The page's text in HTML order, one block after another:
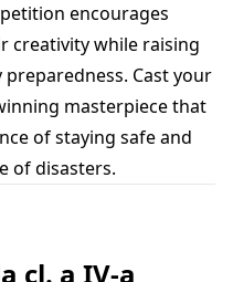
encourages
creativity while raising
Cast your
masterpiece that
of staying safe and
of disasters.
cl. a IV-a